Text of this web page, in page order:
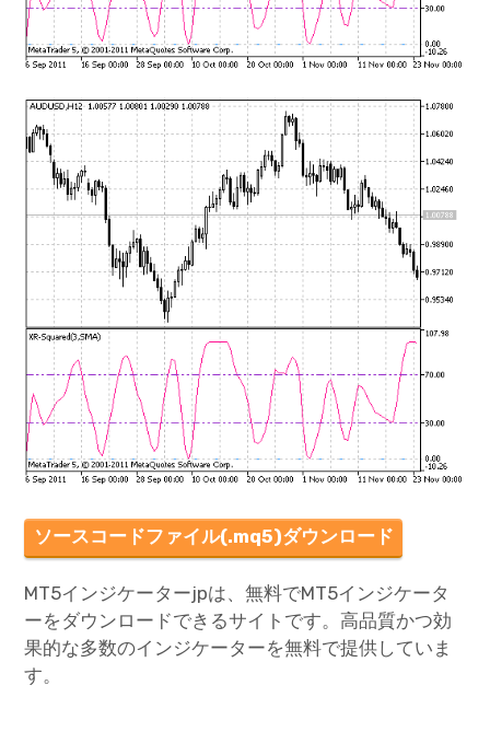
ソースコードファイル(.mq5)ダウンロード
MT5インジケーターjpは、無料でMT5インジケータ
ーをダウンロードできるサイトです。高品質かつ効
果的な多数のインジケーターを無料で提供していま
す。